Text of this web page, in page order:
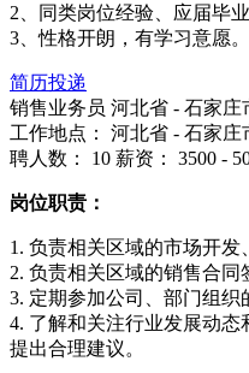
2、同类岗位经验、应届毕
3、性格开朗，有学习意愿。
简历投递
销售业务员 河北省 - 石家庄
工作地点： 河北省 - 石家庄
聘人数： 10 薪资： 3500 -
岗位职责：
1. 负责相关区域的市场开发
2. 负责相关区域的销售合同
3. 定期参加公司、部门组织
4. 了解和关注行业发展动
提出合理建议。